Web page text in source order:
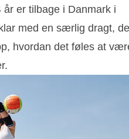
år er tilbage i Danmark i
med en særlig dragt,
hvordan det føles at